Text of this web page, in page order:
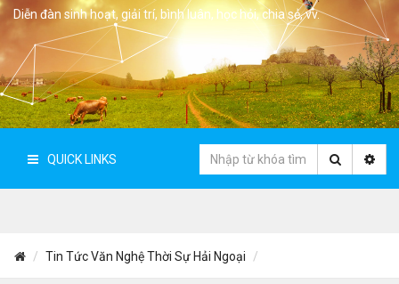
Diễn đàn sinh hoạt, giải trí, bình luân, học hỏi, chia sẻ, vv.
QUICK LINKS
Tin Tức Văn Nghệ Thời Sự Hải Ngoại